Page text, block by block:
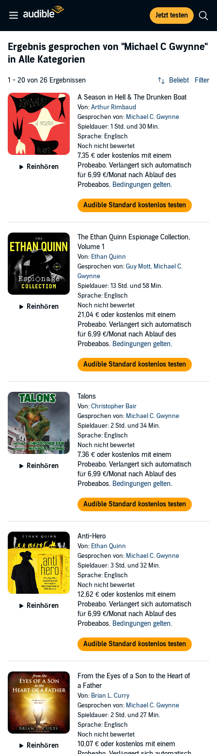
Jetzt testen
Ergebnis gesprochen von "Michael C Gwynne"
in Alle Kategorien
1 - 20 von 26 Ergebnissen Beliebt Filter
Reinhören
A Season in Hell & The Drunken Boat
Von:Arthur Rimbaud
Gesprochen von: Michael C. Gwynne
Spieldauer: 1 Std. und 30 Min.
Sprache: Englisch
Noch nicht bewertet
7,35 € oder kostenlos mit einem
Probeabo. Verlängert sich automatisch
für 6,99 €/Monat nach Ablauf des
Probeabos. Bedingungen gelten.
Audible Standard kostenlos testen
Reinhören
The Ethan Quinn Espionage Collection,
Volume 1
Von: Ethan Quinn
Gesprochen von:Guy Mott, Michael C.
Gwynne
Spieldauer: 13 Std. und 58 Min.
Sprache: Englisch
Noch nicht bewertet
21,04 € oder kostenlos mit einem
Probeabo. Verlängert sich automatisch
für 6,99 €/Monat nach Ablauf des
Probeabos. Bedingungen gelten.
Audible Standard kostenlos testen
Reinhören
Talons
Von:Christopher Bair
Gesprochen von: Michael C. Gwynne
Spieldauer: 2 Std. und 34 Min.
Sprache: Englisch
Noch nicht bewertet
7,36 € oder kostenlos mit einem
Probeabo. Verlängert sich automatisch
für 6,99 €/Monat nach Ablauf des
Probeabos. Bedingungen gelten.
Audible Standard kostenlos testen
Reinhören
Anti-Hero
Von: Ethan Quinn
Gesprochen von: Michael C. Gwynne
Spieldauer: 3 Std. und 32 Min.
Sprache: Englisch
Noch nicht bewertet
12,62 € oder kostenlos mit einem
Probeabo. Verlängert sich automatisch
für 6,99 €/Monat nach Ablauf des
Probeabos. Bedingungen gelten.
Audible Standard kostenlos testen
Reinhören
From the Eyes of a Son to the Heart of
a Father
Von: Brian L. Curry
Gesprochen von: Michael C. Gwynne
Spieldauer: 2 Std. und 27 Min.
Sprache: Englisch
Noch nicht bewertet
10,07 € oder kostenlos mit einem